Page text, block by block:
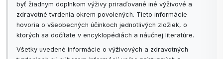
byť žiadnym doplnkom výživy priraďované iné výživové a
zdravotné tvrdenia okrem povolených. Tieto informácie
hovoria o všeobecných účinkoch jednotlivých zložiek, o
ktorých sa dočítate v encyklopédiách a náučnej literatúre.
Všetky uvedené informácie o výživových a zdravotných